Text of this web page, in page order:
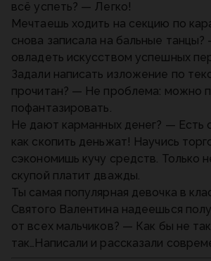
всё успеть? — Легко!
Мечтаешь ходить на секцию по
снова записала на бальные
овладеть искусством успешных
Задали написать изложение по
прочитан? — Не проблема: можно
пофантазировать.
Не дают карманных денег? — Есть
как скопить деньжат! Научись
сэкономишь кучу средств. Только
скупой платит дважды.
Ты самая популярная девочка в
Святого Валентина надеешься
от всех мальчиков? — Как бы не
так…Написали и рассказали